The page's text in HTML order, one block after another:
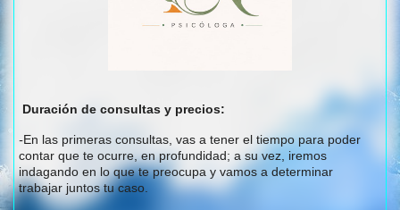
Duración de consultas y precios:
-En las primeras consultas, vas a tener el tiempo para poder
contar que te ocurre, en profundidad; a su vez, iremos
indagando en lo que te preocupa y vamos a determinar
trabajar juntos tu caso.